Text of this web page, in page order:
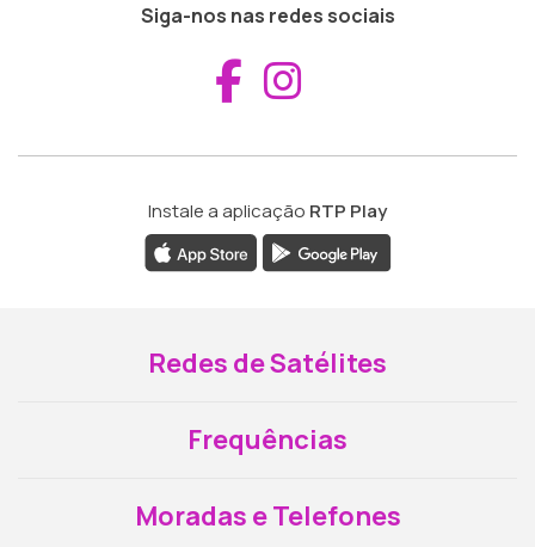
Siga-nos nas redes sociais
Aceder ao
Instale a aplicação RTP Play
Redes de Satélites
Frequências
Moradas e Telefones